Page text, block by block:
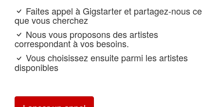
Faites appel à Gigstarter et partagez-nous ce
que vous cherchez
Nous vous proposons des artistes
correspondant à vos besoins.
Vous choisissez ensuite parmi les artistes
disponibles